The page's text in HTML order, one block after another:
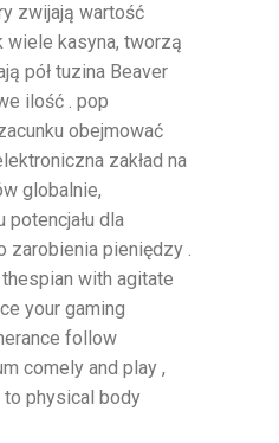
zwijają wartość
wiele kasyna, tworzą
pół tuzina Beaver
ilość . pop
obejmować
zakład na
globalnie,
dla
zarobienia pieniędzy .
with agitate
your gaming
follow
comely and play ,
physical body